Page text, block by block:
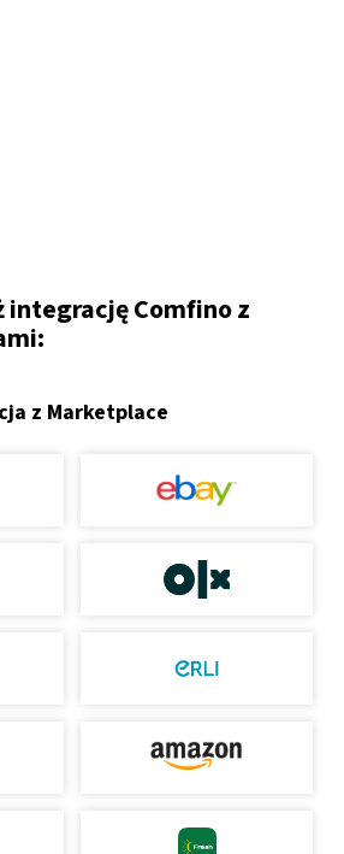
integrację Comfino z
z Marketplace